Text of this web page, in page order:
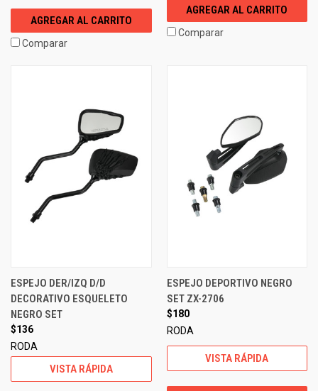
AGREGAR AL CARRITO
Comparar
AGREGAR AL CARRITO
Comparar
ESPEJO DER/IZQ D/D
DECORATIVO ESQUELETO
NEGRO SET
$136
RODA
VISTA RÁPIDA
ESPEJO DEPORTIVO NEGRO
SET ZX-2706
$180
RODA
VISTA RÁPIDA